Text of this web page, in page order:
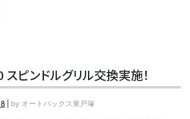
ピンドルグリル交換実施！
by オートバックス東戸塚